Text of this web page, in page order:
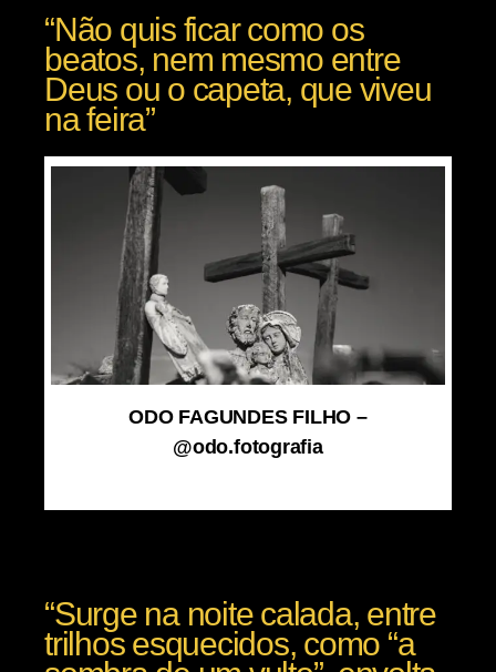
“Não quis ficar como os
beatos, nem mesmo entre
Deus ou o capeta, que viveu
na feira”
ODO FAGUNDES FILHO –
@odo.fotografia
“Surge na noite calada, entre
trilhos esquecidos, como “a